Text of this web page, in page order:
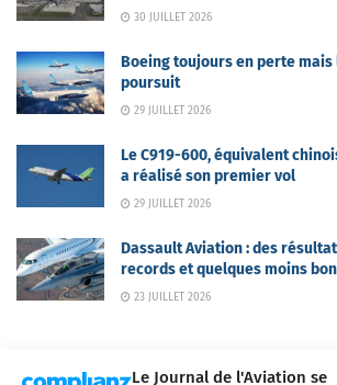
Le Journal de l'Aviation se
30 JUILLET 2026
Boeing toujours en perte
poursuit
29 JUILLET 2026
Le C919-600, équivalent
a réalisé son premier vol
29 JUILLET 2026
Dassault Aviation : des
records et quelques moins
23 JUILLET 2026